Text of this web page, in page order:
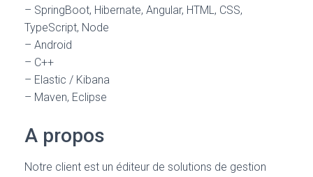
– SpringBoot, Hibernate, Angular, HTML, CSS,
TypeScript, Node
– Android
– C++
– Elastic / Kibana
– Maven, Eclipse
A propos
Notre client est un éditeur de solutions de gestion